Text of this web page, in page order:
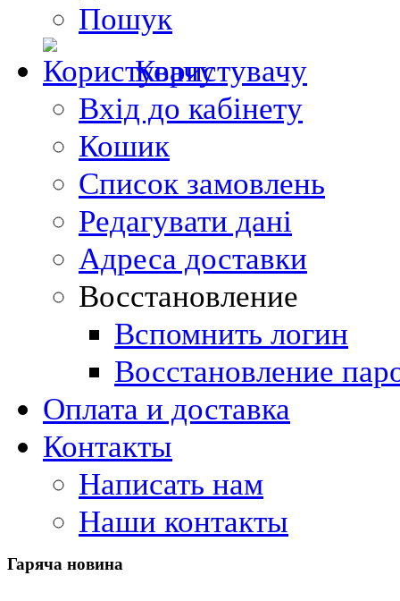
Пошук
Користувачу
Вхід до кабінету
Кошик
Список замовлень
Редагувати дані
Адреса доставки
Восстановление
Вспомнить логин
Восстановление
Оплата и доставка
Контакты
Написать нам
Наши контакты
Гаряча новина